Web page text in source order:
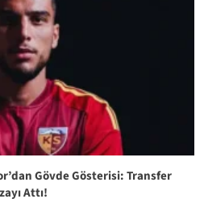
Gövde Gösterisi: Transfer
Attı!